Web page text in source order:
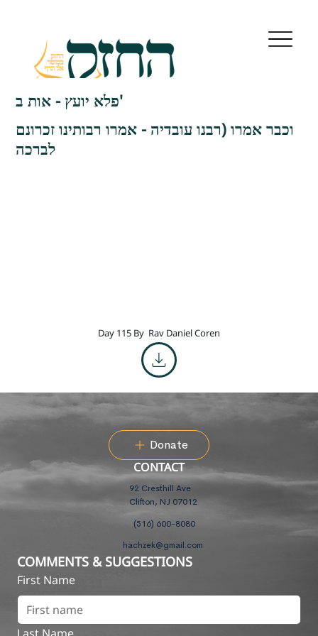
פלא יועץ - אות ב'
וכבר אמרו (רבנו עובדיה - אמרו רבותינו זכרונם
לברכה
Day 115 By Rav Daniel Coren
Donate
CONTACT
92 Cresthill Ave
Clifton, NJ 07012
(516) 600-8080
hachzek@gmail.com
COMMENTS & SUGGESTIONS
First Name